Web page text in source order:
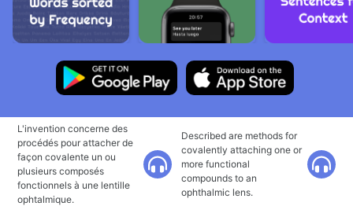
L'invention concerne des
procédés pour attacher de
façon covalente un ou
plusieurs composés
fonctionnels à une lentille
ophtalmique.
Described are methods for
covalently attaching one or
more functional
compounds to an
ophthalmic lens.